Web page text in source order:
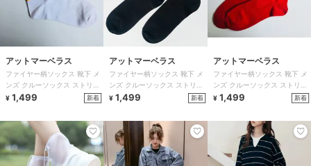
アットマーベラス
ファイヤー柄ソックス 靴下 メ
ンズ クルーソックス ストリー
ト スケーター 炎柄 ジャカード
¥ 1,499 新着
アットマーベラス
ファイヤー柄ソックス 靴下 メ
ンズ クルーソックス ストリー
ト スケーター 炎柄 ジャカード
¥ 1,499 新着
アットマーベラス
ファイヤー柄ソックス 靴下 メ
ンズ クルーソックス ストリー
ト スケーター 炎柄 ジャカード
¥ 1,499 新着